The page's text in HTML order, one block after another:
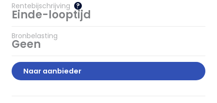
Rentebijschrijving ?
Einde-looptijd
Bronbelasting
Geen
Naar aanbieder